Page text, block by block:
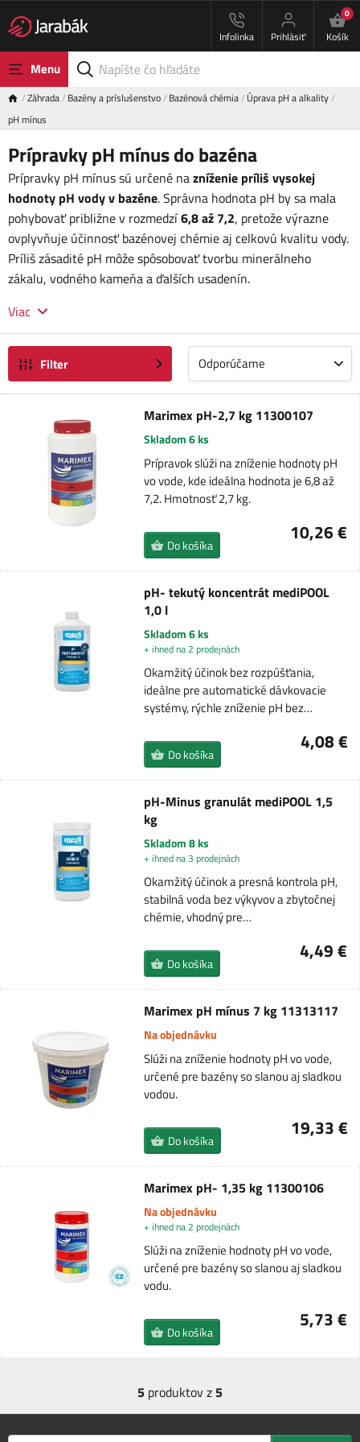
Infolinka Prihlásiť
0
Košík
Menu
Záhrada Bazény a príslušenstvo Bazénová chémia Úprava pH a alkality
pH mínus
Prípravky pH mínus do bazéna
Prípravky pH mínus sú určené nazníženie príliš vysokej
hodnoty pH vody v bazéne. Správna hodnota pH by sa mala
pohybovať približne v rozmedzí6,8 až 7,2, pretože výrazne
ovplyvňuje účinnosť bazénovej chémie aj celkovú kvalitu vody.
Príliš zásadité pH môže spôsobovať tvorbu minerálneho
zákalu, vodného kameňa a ďalších usadenín.
Viac
Filter Odporúčame
Marimex pH-2,7 kg 11300107
Skladom 6 ks
Prípravok slúži na zníženie hodnoty pH
vo vode, kde ideálna hodnota je 6,8 až
7,2. Hmotnosť 2,7 kg.
10,26 €
Do košíka
pH- tekutý koncentrát mediPOOL
1,0 l
Skladom 6 ks
+ ihned na 2 prodejnách
Okamžitý účinok bez rozpúšťania,
ideálne pre automatické dávkovacie
systémy, rýchle zníženie pH bez…
4,08 €
Do košíka
pH-Minus granulát mediPOOL 1,5
kg
Skladom 8 ks
+ ihned na 3 prodejnách
Okamžitý účinok a presná kontrola pH,
stabilná voda bez výkyvov a zbytočnej
chémie, vhodný pre…
4,49 €
Do košíka
Marimex pH mínus 7 kg 11313117
Na objednávku
Slúži na zníženie hodnoty pH vo vode,
určené pre bazény so slanou aj sladkou
vodou.
19,33 €
Do košíka
Marimex pH- 1,35 kg 11300106
Na objednávku
+ ihned na 2 prodejnách
Slúži na zníženie hodnoty pH vo vode,
určené pre bazény so slanou aj sladkou
vodu.
5,73 €
Do košíka
5 produktov z 5